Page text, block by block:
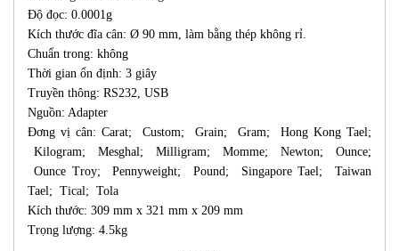
Độ đọc: 0.0001g
Kích thước đĩa cân: Ø 90 mm, làm bằng thép không rỉ.
Chuẩn trong: không
Thời gian ổn định: 3 giây
Truyền thông: RS232, USB
Nguồn: Adapter
Đơng vị cân: Carat; Custom; Grain; Gram; Hong Kong Tael;
Kilogram; Mesghal; Milligram; Momme; Newton; Ounce;
Ounce Troy; Pennyweight; Pound; Singapore Tael; Taiwan
Tael; Tical; Tola
Kích thước: 309 mm x 321 mm x 209 mm
Trọng lượng: 4.5kg